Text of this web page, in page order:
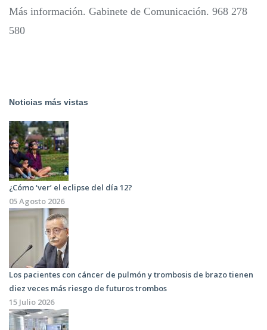
Más información. Gabinete de Comunicación. 968 278
580
Noticias más vistas
¿Cómo ‘ver’ el eclipse del día 12?
05 Agosto 2026
Los pacientes con cáncer de pulmón y trombosis de brazo tienen
diez veces más riesgo de futuros trombos
15 Julio 2026